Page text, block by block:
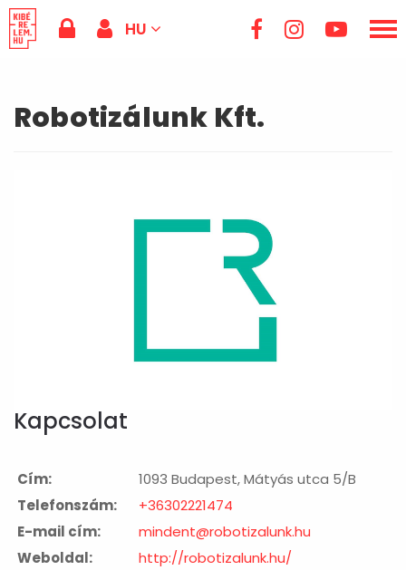
HU
Robotizálunk Kft.
Kapcsolat
Cím:
1093 Budapest, Mátyás utca 5/B
Telefonszám:
+36302221474
E-mail cím:
mindent@robotizalunk.hu
Weboldal:
http://robotizalunk.hu/